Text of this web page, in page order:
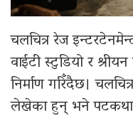
चलचित्र रेज
वाईटी स्टुडियो र
निर्माण गरिँदैछ।
लेखेका हुन् भने पटकथा